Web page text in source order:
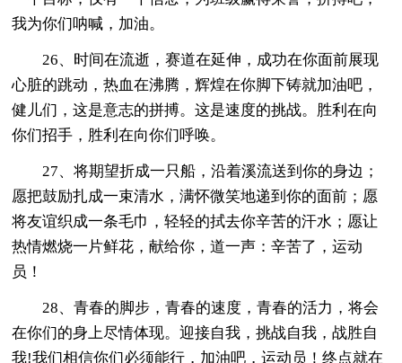
我为你们呐喊，加油。
26、时间在流逝，赛道在延伸，成功在你面前展现
心脏的跳动，热血在沸腾，辉煌在你脚下铸就加油吧，
健儿们，这是意志的拼搏。这是速度的挑战。胜利在向
你们招手，胜利在向你们呼唤。
27、将期望折成一只船，沿着溪流送到你的身边；
愿把鼓励扎成一束清水，满怀微笑地递到你的面前；愿
将友谊织成一条毛巾，轻轻的拭去你辛苦的汗水；愿让
热情燃烧一片鲜花，献给你，道一声：辛苦了，运动
员！
28、青春的脚步，青春的速度，青春的活力，将会
在你们的身上尽情体现。迎接自我，挑战自我，战胜自
我!我们相信你们必须能行，加油吧，运动员！终点就在